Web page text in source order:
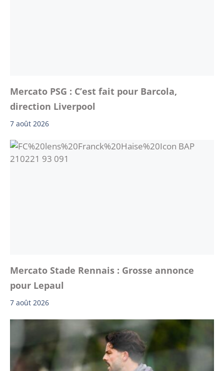
Mercato PSG : C’est fait pour Barcola,
direction Liverpool
7 août 2026
Mercato Stade Rennais : Grosse annonce
pour Lepaul
7 août 2026